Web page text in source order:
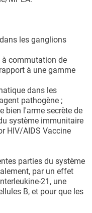
les ganglions
à commutation de
à une gamme
dans les
pathogène ;
bien l'arme secrète de
système immunitaire
HIV/AIDS Vaccine
parties du système
par un effet
21, une
B, et pour que les